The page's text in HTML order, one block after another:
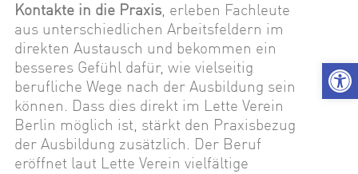
Kontakte in die Praxis , erleben Fachleute
aus unterschiedlichen Arbeitsfeldern im
direkten Austausch und bekommen ein
besseres Gefühl dafür, wie vielseitig
berufliche Wege nach der Ausbildung sein
können. Dass dies direkt im Lette Verein
Berlin möglich ist, stärkt den Praxisbezug
der Ausbildung zusätzlich. Der Beruf
eröffnet laut Lette Verein vielfältige